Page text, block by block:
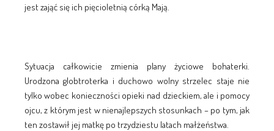
jest zająć się ich pięcioletnią córką Mają.
Sytuacja całkowicie zmienia plany życiowe bohaterki.
Urodzona globtroterka i duchowo wolny strzelec staje nie
tylko wobec konieczności opieki nad dzieckiem, ale i pomocy
ojcu, z którym jest w nienajlepszych stosunkach – po tym, jak
ten zostawił jej matkę po trzydziestu latach małżeństwa.